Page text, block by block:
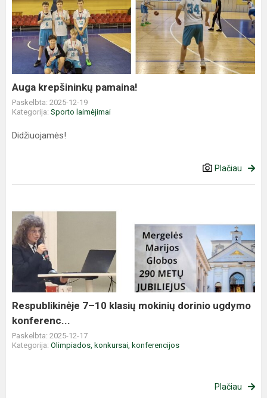
pamaina!
Auga krepšininkų pamaina!
Paskelbta: 2025-12-19
Kategorija: Sporto laimėjimai
Didžiuojamės!
Plačiau
7–
10
klasių
mokinių
dorinio
konferenc...
Respublikinėje 7–10 klasių mokinių dorinio ugdymo
konferenc...
Paskelbta: 2025-12-17
Kategorija: Olimpiados, konkursai, konferencijos
Plačiau